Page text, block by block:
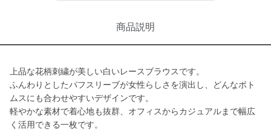
商品説明
上品な花柄刺繍が美しい白いレースブラウスです。
ふんわりとしたパフスリーブが女性らしさを演出し、どんなボト
ムスにも合わせやすいデザインです。
軽やかな素材で着心地も抜群、オフィスからカジュアルまで幅広
く活用できる一枚です。